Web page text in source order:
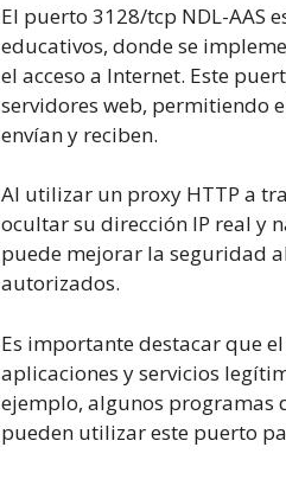
El puerto 3128/tcp NDL-AAS
educativos, donde se
el acceso a Internet. Este
servidores web, permitiendo
envían y reciben.
Al utilizar un proxy HTTP a
ocultar su dirección IP real y
puede mejorar la seguridad
autorizados.
Es importante destacar que
aplicaciones y servicios
ejemplo, algunos programas
pueden utilizar este puerto